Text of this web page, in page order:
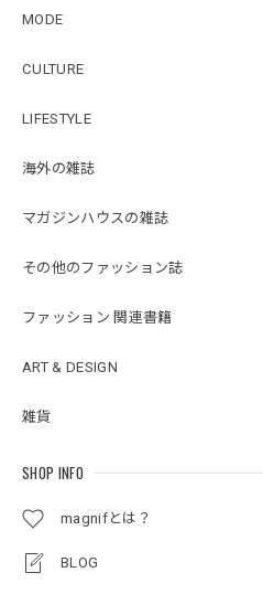
MODE
CULTURE
LIFESTYLE
海外の雑誌
マガジンハウスの雑誌
その他のファッション誌
ファッション 関連書籍
ART & DESIGN
雑貨
SHOP INFO
magnifとは？
BLOG